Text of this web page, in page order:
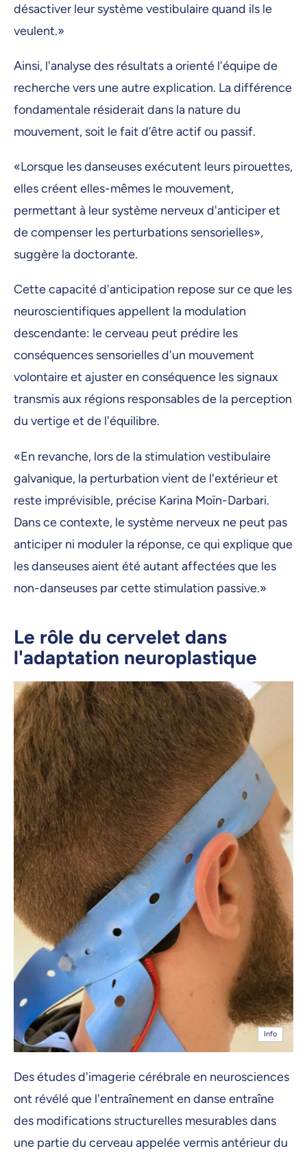
désactiver leur système vestibulaire quand ils le
veulent.»
Ainsi, l'analyse des résultats a orienté l'équipe de
recherche vers une autre explication. La différence
fondamentale résiderait dans la nature du
mouvement, soit le fait d’être actif ou passif.
«Lorsque les danseuses exécutent leurs pirouettes,
elles créent elles-mêmes le mouvement,
permettant à leur système nerveux d'anticiper et
de compenser les perturbations sensorielles»,
suggère la doctorante.
Cette capacité d'anticipation repose sur ce que les
neuroscientifiques appellent la modulation
descendante: le cerveau peut prédire les
conséquences sensorielles d'un mouvement
volontaire et ajuster en conséquence les signaux
transmis aux régions responsables de la perception
du vertige et de l'équilibre.
«En revanche, lors de la stimulation vestibulaire
galvanique, la perturbation vient de l'extérieur et
reste imprévisible, précise Karina Moïn-Darbari.
Dans ce contexte, le système nerveux ne peut pas
anticiper ni moduler la réponse, ce qui explique que
les danseuses aient été autant affectées que les
non-danseuses par cette stimulation passive.»
Le rôle du cervelet dans
l'adaptation neuroplastique
Info
Des études d'imagerie cérébrale en neurosciences
ont révélé que l'entraînement en danse entraîne
des modifications structurelles mesurables dans
une partie du cerveau appelée vermis antérieur du